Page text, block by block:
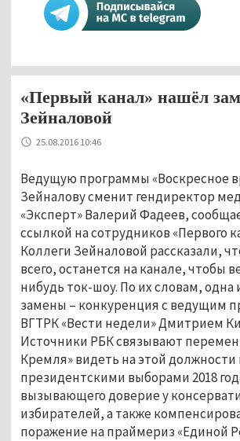
«Первый канал» нашёл
Зейналовой
25.08.2016 10:46
Ведущую программы «Воскресное
Зейналову сменит гендиректор
«Эксперт» Валерий Фадеев,
ссылкой на сотрудников «Первого
Коллеги Зейналовой рассказали,
всего, останется на канале, чтобы
нибудь ток-шоу. По их словам, одна
замены – конкуренция с ведущим
ВГТРК «Вести недели» Дмитрием
Источники РБК связывают
Кремля» видеть на этой
президентскими выборами 2018
вызывающего доверие у
избирателей, а также
поражение на праймериз «Единой